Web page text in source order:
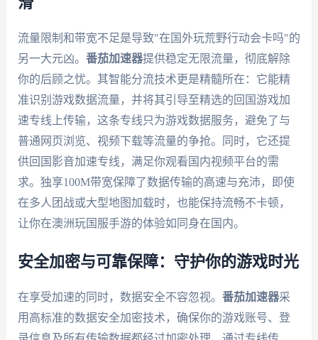
流量限制和带宽不足是导致"在国外玩荒野行动会卡吗"的
另一大元凶。 番茄加速器提供稳定无限流量，彻底解除
你的后顾之忧。其智能分流技术更是精髓所在：它能精
准识别游戏数据流量，并将其引导至精选的回国游戏加
速专线上传输，这条专线只为游戏数据服务，避免了与
普通网页浏览、视频下载等流量的争抢。同时，它还提
供回国影音加速专线，满足你观看国内视频平台的需
求。独享100M带宽保障了数据传输的高速与充沛，即使
在多人团战或大型地图加载时，也能保持流畅不卡顿，
让你在澳洲玩国服手游的体验如同身在国内。
安全加密与可靠保障：守护你的游戏时光
在享受加速的同时，数据安全不容忽视。 番茄加速器采
用高标准的数据安全加密技术，确保你的游戏账号、登